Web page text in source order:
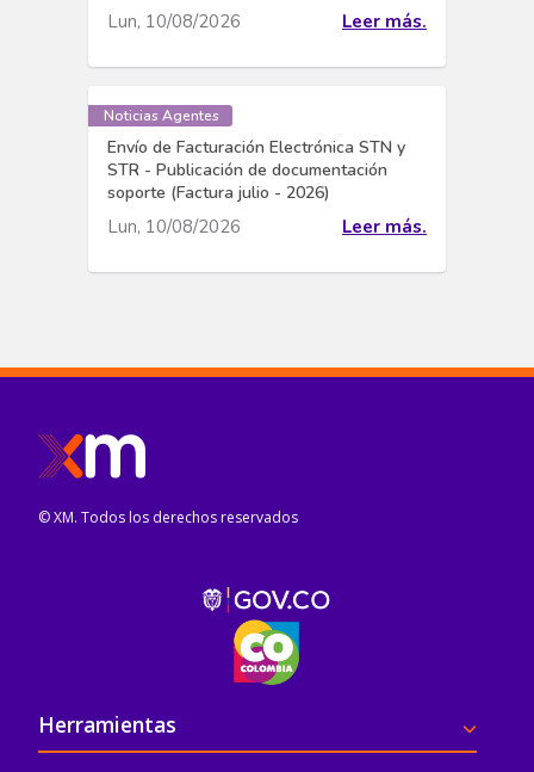
Lun, 10/08/2026 Leer más.
Noticias Agentes
Envío de Facturación Electrónica STN y
STR - Publicación de documentación
soporte (Factura julio - 2026)
Lun, 10/08/2026 Leer más.
© XM. Todos los derechos reservados
Pie de página
Herramientas